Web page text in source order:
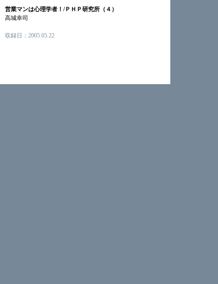
営業マンは心理学者！/ＰＨＰ研究所（４）
高城幸司
収録日：2005.05.22